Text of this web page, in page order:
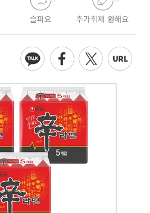
슬퍼요 추가취재 원해요